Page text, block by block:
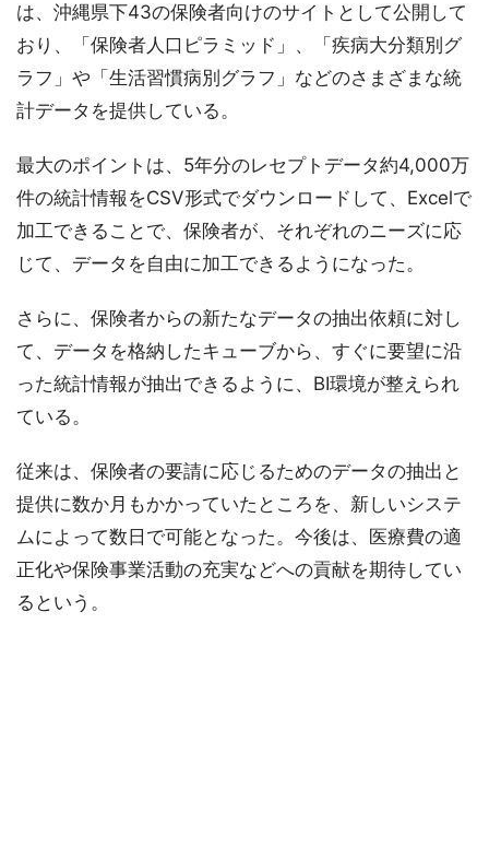
は、沖縄県下43の保険者向けのサイトとして公開して
おり、「保険者人口ピラミッド」、「疾病大分類別グ
ラフ」や「生活習慣病別グラフ」などのさまざまな統
計データを提供している。
最大のポイントは、5年分のレセプトデータ約4,000万
件の統計情報をCSV形式でダウンロードして、Excelで
加工できることで、保険者が、それぞれのニーズに応
じて、データを自由に加工できるようになった。
さらに、保険者からの新たなデータの抽出依頼に対し
て、データを格納したキューブから、すぐに要望に沿
った統計情報が抽出できるように、BI環境が整えられ
ている。
従来は、保険者の要請に応じるためのデータの抽出と
提供に数か月もかかっていたところを、新しいシステ
ムによって数日で可能となった。今後は、医療費の適
正化や保険事業活動の充実などへの貢献を期待してい
るという。